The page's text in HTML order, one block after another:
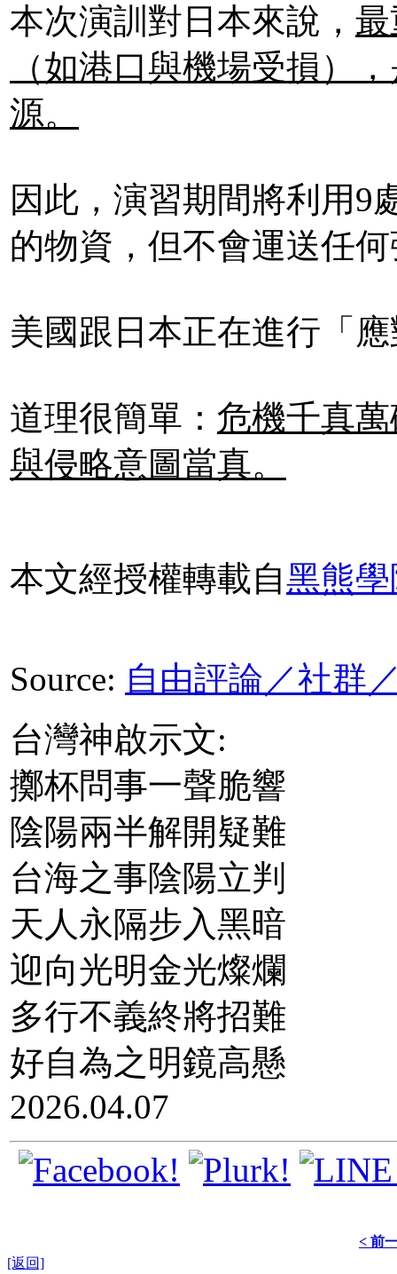
本次演訓對日本來說，
（如港口與機場受損）
源。
因此，演習期間將利用9
的物資，但不會運送任
美國跟日本正在進行「
道理很簡單： 危機千真
與侵略意圖當真。
本文經授權轉載自黑熊
Source: 自由評論／社群
台灣神啟示文:
擲杯問事一聲脆響
陰陽兩半解開疑難
台海之事陰陽立判
天人永隔步入黑暗
迎向光明金光燦爛
多行不義終將招難
好自為之明鏡高懸
2026.04.07
< 前
[返回]